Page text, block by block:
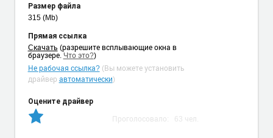
Размер файла
315 (Mb)
Прямая ссылка
Cкачать (разрешите всплывающие окна в
браузере. Что это?)
Не рабочая ссылка?(Вы можете установить
драйвер автоматически)
Оцените драйвер
Проголосовало: 63 чел.